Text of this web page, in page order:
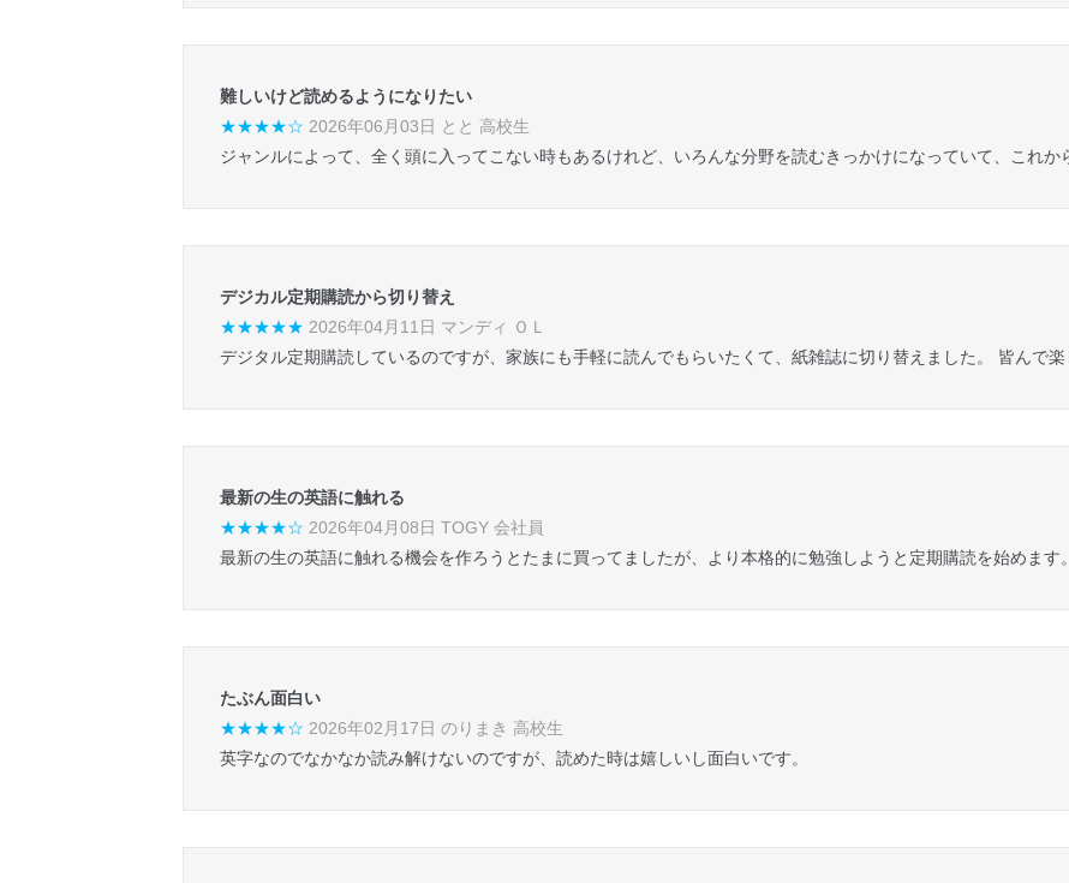
難しいけど読めるようになりたい
★★★★☆ 2026年06月03日 とと 高校生
ジャンルによって、全く頭に入ってこない時もあるけれど、いろんな分野を読むきっかけになっていて、これか
デジカル定期購読から切り替え
★★★★★ 2026年04月11日 マンディ ＯＬ
デジタル定期購読しているのですが、家族にも手軽に読んでもらいたくて、紙雑誌に切り替えました。 皆んで楽
最新の生の英語に触れる
★★★★☆ 2026年04月08日 TOGY 会社員
最新の生の英語に触れる機会を作ろうとたまに買ってましたが、より本格的に勉強しようと定期購読を始めます
たぶん面白い
★★★★☆ 2026年02月17日 のりまき 高校生
英字なのでなかなか読み解けないのですが、読めた時は嬉しいし面白いです。